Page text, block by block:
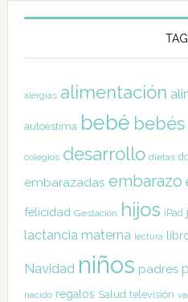
alergias alimentación
autoestima bebé bebés
colegios desarrollo dietas
embarazadas embarazo
felicidad Gestación hijos iPad
lactancia materna lectura
Navidad niños padres
nacido regalos Salud televisión